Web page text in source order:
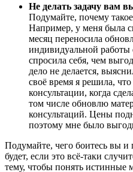
Не делать задачу вам
Подумайте, почему
Например, у меня была
месяц переносила
индивидуальной работы
спросила себя, чем
дело не делается,
своё время я решила,
консультации, когда
том числе обновлю
консультаций. Цены
поэтому мне было
Подумайте, чего боитесь вы и
будет, если это всё-таки
тему, чтобы понять истинные